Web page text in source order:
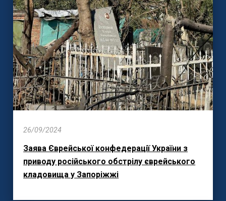
26/09/2024
Заява Єврейської конфедерації України з
приводу російського обстрілу єврейського
кладовища у Запоріжжі